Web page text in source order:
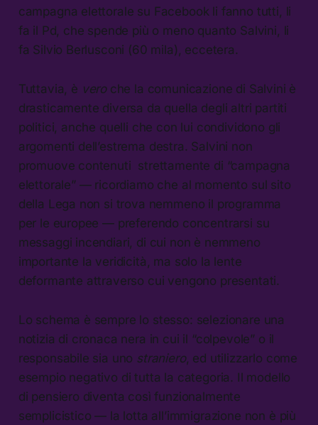
campagna elettorale su Facebook li fanno tutti, li
fa il Pd, che spende più o meno quanto Salvini, li
fa Silvio Berlusconi (60 mila), eccetera.
Tuttavia, è veroche la comunicazione di Salvini è
drasticamente diversa da quella degli altri partiti
politici, anche quelli che con lui condividono gli
argomenti dell’estrema destra. Salvini non
promuove contenuti strettamente di “campagna
elettorale” — ricordiamo che al momento sul sito
della Lega non si trova nemmeno il programma
per le europee — preferendo concentrarsi su
messaggi incendiari, di cui non è nemmeno
importante la veridicità, ma solo la lente
deformante attraverso cui vengono presentati.
Lo schema è sempre lo stesso: selezionare una
notizia di cronaca nera in cui il “colpevole” o il
responsabile sia uno straniero, ed utilizzarlo come
esempio negativo di tutta la categoria. Il modello
di pensiero diventa così funzionalmente
semplicistico — la lotta all’immigrazione non è più